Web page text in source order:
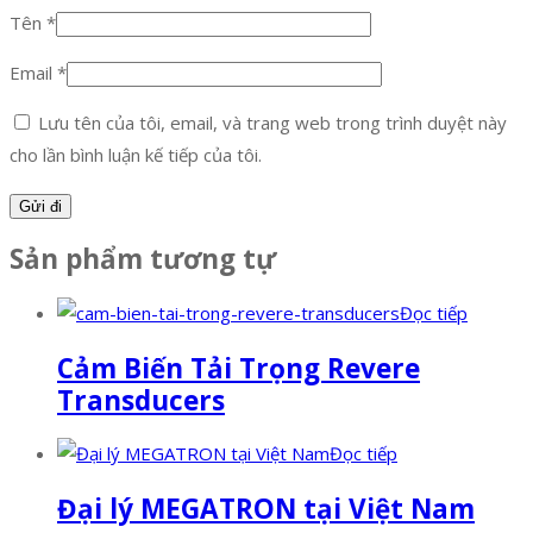
Tên *
Email *
Lưu tên của tôi, email, và trang web trong trình duyệt này
cho lần bình luận kế tiếp của tôi.
Sản phẩm tương tự
Đọc tiếp
Cảm Biến Tải Trọng Revere
Transducers
Đọc tiếp
Đại lý MEGATRON tại Việt Nam